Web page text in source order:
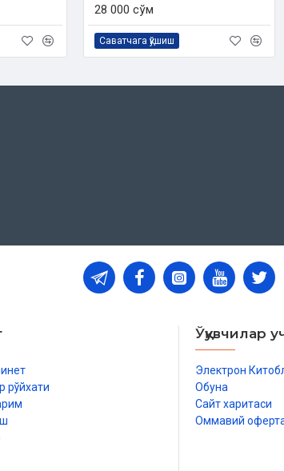
28 000 сўм
Саватчага қўшиш
рўйхати
Ўқувчилар
Электрон
Обуна
Сайт харитаси
Оммавий